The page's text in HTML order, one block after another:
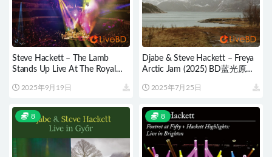
Steve Hackett – The Lamb
Stands Up Live At The Royal
43.7G
2025年9月19日
Djabe & Steve Hackett – Freya
Arctic Jam (2025) BD蓝光原盘
2025年7月25日
8 8